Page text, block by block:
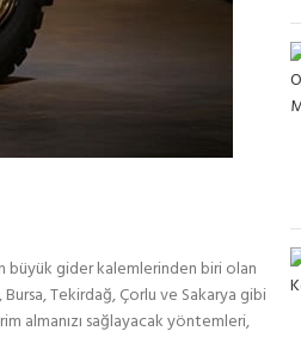
büyük gider kalemlerinden biri olan
Tekirdağ, Çorlu ve Sakarya gibi
almanızı sağlayacak yöntemleri,